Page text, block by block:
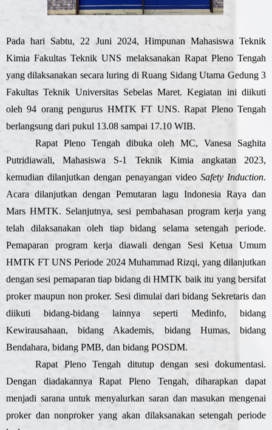
Pada hari Sabtu, 22 Juni 2024, Himpunan Mahasiswa Teknik
Kimia Fakultas Teknik UNS melaksanakan Rapat Pleno Tengah
yang dilaksanakan secara luring di Ruang Sidang Utama Gedung 3
Fakultas Teknik Universitas Sebelas Maret. Kegiatan ini diikuti
oleh 94 orang pengurus HMTK FT UNS. Rapat Pleno Tengah
berlangsung dari pukul 13.08 sampai 17.10 WIB.
Rapat Pleno Tengah dibuka oleh MC, Vanesa Saghita
Putridiawali, Mahasiswa S-1 Teknik Kimia angkatan 2023,
kemudian dilanjutkan dengan penayangan video Safety Induction.
Acara dilanjutkan dengan Pemutaran lagu Indonesia Raya dan
Mars HMTK. Selanjutnya, sesi pembahasan program kerja yang
telah dilaksanakan oleh tiap bidang selama setengah periode.
Pemaparan program kerja diawali dengan Sesi Ketua Umum
HMTK FT UNS Periode 2024 Muhammad Rizqi, yang dilanjutkan
dengan sesi pemaparan tiap bidang di HMTK baik itu yang bersifat
proker maupun non proker. Sesi dimulai dari bidang Sekretaris dan
diikuti bidang-bidang lainnya seperti Medinfo, bidang
Kewirausahaan, bidang Akademis, bidang Humas, bidang
Bendahara, bidang PMB, dan bidang POSDM.
Rapat Pleno Tengah ditutup dengan sesi dokumentasi.
Dengan diadakannya Rapat Pleno Tengah, diharapkan dapat
menjadi sarana untuk menyalurkan saran danmasukan mengenai
proker dan nonproker yang akan dilaksanakan setengah periode